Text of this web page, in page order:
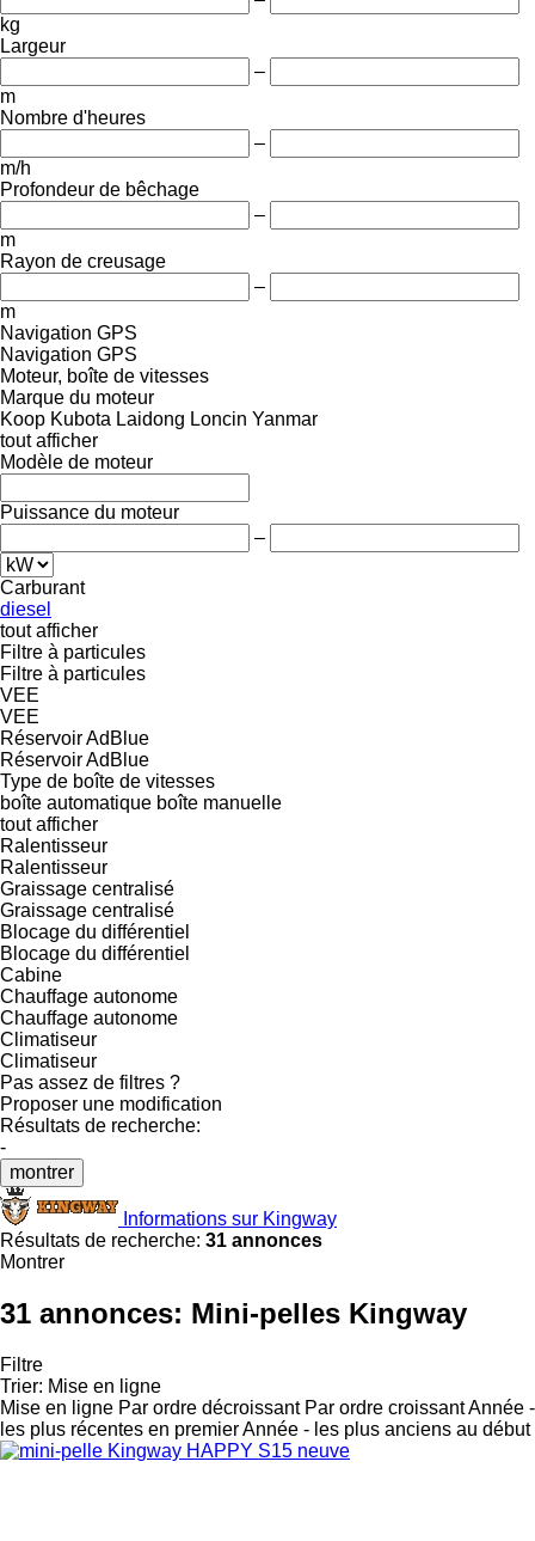
kg
Largeur
–
m
Nombre d'heures
–
m/h
Profondeur de bêchage
–
m
Rayon de creusage
–
m
Navigation GPS
Navigation GPS
Moteur, boîte de vitesses
Marque du moteur
Koop Kubota Laidong Loncin Yanmar
tout afficher
Modèle de moteur
Puissance du moteur
–
Carburant
diesel
tout afficher
Filtre à particules
Filtre à particules
VEE
VEE
Réservoir AdBlue
Réservoir AdBlue
Type de boîte de vitesses
boîte automatique boîte manuelle
tout afficher
Ralentisseur
Ralentisseur
Graissage centralisé
Graissage centralisé
Blocage du différentiel
Blocage du différentiel
Cabine
Chauffage autonome
Chauffage autonome
Climatiseur
Climatiseur
Pas assez de filtres ?
Proposer une modification
Résultats de recherche:
-
montrer
Informations sur Kingway
Résultats de recherche: 31 annonces
Montrer
31 annonces: Mini-pelles Kingway
Filtre
Trier: Mise en ligne
Mise en ligne Par ordre décroissant Par ordre croissantAnnée -
les plus récentes en premierAnnée - les plus anciens au début